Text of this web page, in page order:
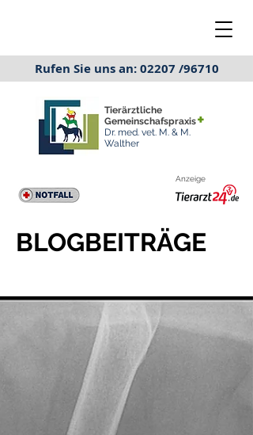
Rufen Sie uns an: 02207 /96710
Anzeige
Tierärztliche
Gemeinschafspraxis
Dr. med. vet. M. & M.
Walther
+
BLOGBEITRÄGE